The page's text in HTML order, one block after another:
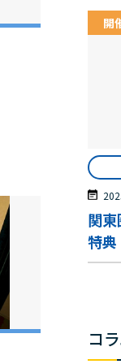
開
関
特典
コ